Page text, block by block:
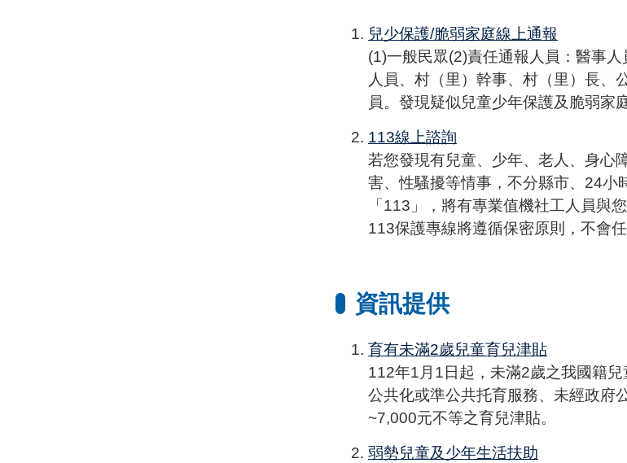
兒少保護/脆弱家庭線上通報
(1)一般民眾(2)責任通報人員：醫事
人員、村（里）幹事、村（里）長、
員。發現疑似兒童少年保護及脆弱家
113線上諮詢
若您發現有兒童、少年、老人、身心
害、性騷擾等情事，不分縣市、24小
「113」，將有專業值機社工人員與
113保護專線將遵循保密原則，不會
資訊提供
育有未滿2歲兒童育兒津貼
112年1月1日起，未滿2歲之我國籍
公共化或準公共托育服務、未經政府
~7,000元不等之育兒津貼。
弱勢兒童及少年生活扶助